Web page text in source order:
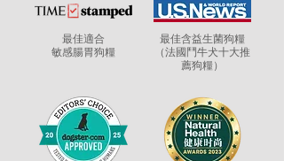
最佳適合
敏感腸胃狗糧
最佳含益生菌狗糧
（法國鬥牛犬十大推
薦狗糧）